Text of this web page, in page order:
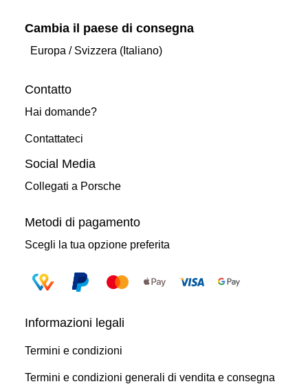
Cambia il paese di consegna
Europa / Svizzera (Italiano)
Contatto
Hai domande?
Contattateci
Social Media
Collegati a Porsche
Metodi di pagamento
Scegli la tua opzione preferita
Informazioni legali
Termini e condizioni
Termini e condizioni generali di vendita e consegna